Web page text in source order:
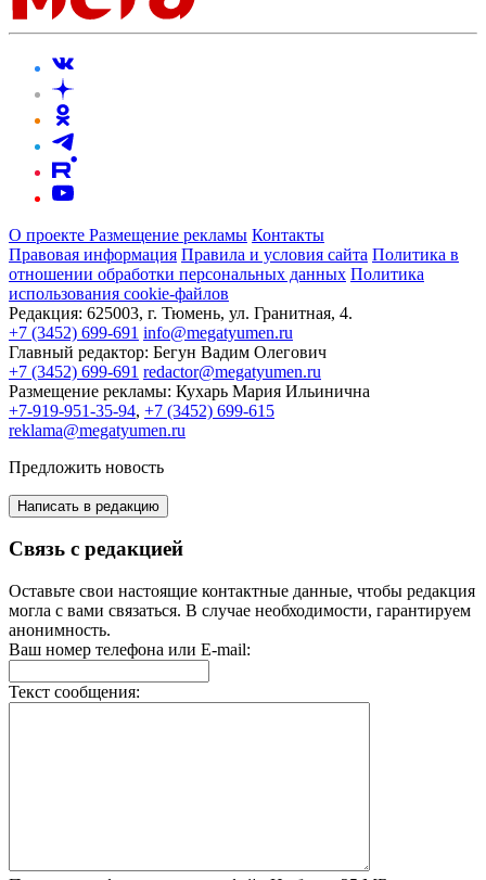
О проекте Размещение рекламы Контакты
Правовая информация Правила и условия сайта Политика в
отношении обработки персональных данных Политика
использования cookie-файлов
Редакция: 625003, г. Тюмень, ул. Гранитная, 4.
+7 (3452) 699-691 info@megatyumen.ru
Главный редактор: Бегун Вадим Олегович
+7 (3452) 699-691 redactor@megatyumen.ru
Размещение рекламы: Кухарь Мария Ильинична
+7-919-951-35-94, +7 (3452) 699-615
reklama@megatyumen.ru
Предложить новость
Написать в редакцию
Связь с редакцией
Оставьте свои настоящие контактные данные, чтобы редакция
могла с вами связаться. В случае необходимости, гарантируем
анонимность.
Ваш номер телефона или E-mail:
Текст сообщения: